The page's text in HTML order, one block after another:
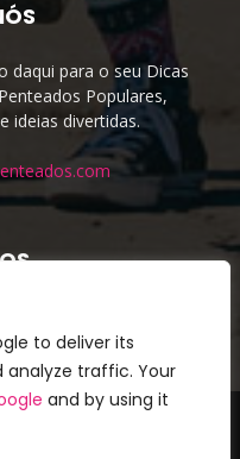
to deliver its
analyze traffic. Your
and by using it
daqui para o seu Dicas
Populares,
ideias divertidas.
Policy